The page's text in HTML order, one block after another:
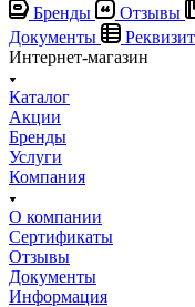
Бренды
Отзывы
Документы
Интернет-магазин
Каталог
Акции
Бренды
Услуги
Компания
О компании
Сертификаты
Отзывы
Документы
Информация